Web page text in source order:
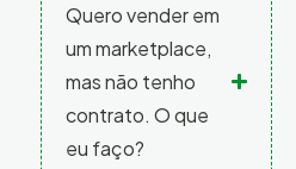
Quero vender em
um marketplace,
mas não tenho
contrato. O que
eu faço?